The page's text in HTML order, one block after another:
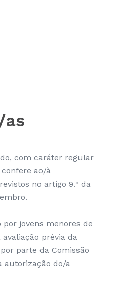
as
com caráter regular
ao/à
no artigo 9.º da
jovens menores de
prévia da
parte da Comissão
autorização do/a